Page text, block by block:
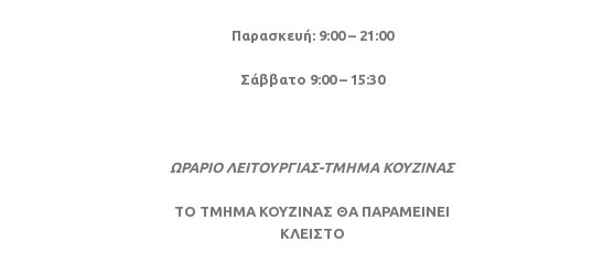
Παρασκευή: 9:00 – 21:00
Σάββατο 9:00 – 15:30
ΩΡΑΡΙΟ ΛΕΙΤΟΥΡΓΙΑΣ-ΤΜΗΜΑ ΚΟΥΖΙΝΑΣ
ΤΟ ΤΜΗΜΑ ΚΟΥΖΙΝΑΣ ΘΑ ΠΑΡΑΜΕΙΝΕΙ
ΚΛΕΙΣΤΟ